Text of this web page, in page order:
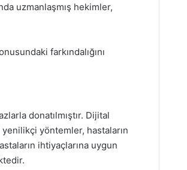
uzmanlaşmış hekimler,
farkındalığını
donatılmıştır. Dijital
yöntemler, hastaların
ihtiyaçlarına uygun